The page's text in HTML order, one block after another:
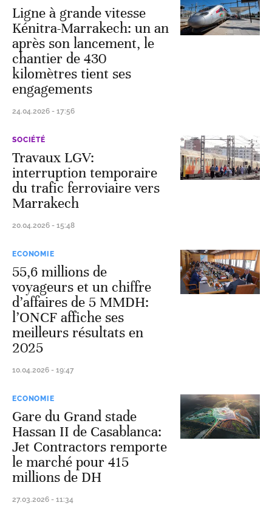
Ligne à grande vitesse
Kénitra-Marrakech: un an
après son lancement, le
chantier de 430
kilomètres tient ses
engagements
24.04.2026 - 17:56
SOCIÉTÉ
Travaux LGV:
interruption temporaire
du trafic ferroviaire vers
Marrakech
20.04.2026 - 15:48
ECONOMIE
55,6 millions de
voyageurs et un chiffre
d’affaires de 5 MMDH:
l’ONCF affiche ses
meilleurs résultats en
2025
10.04.2026 - 19:47
ECONOMIE
Gare du Grand stade
Hassan II de Casablanca:
Jet Contractors remporte
le marché pour 415
millions de DH
27.03.2026 - 11:34